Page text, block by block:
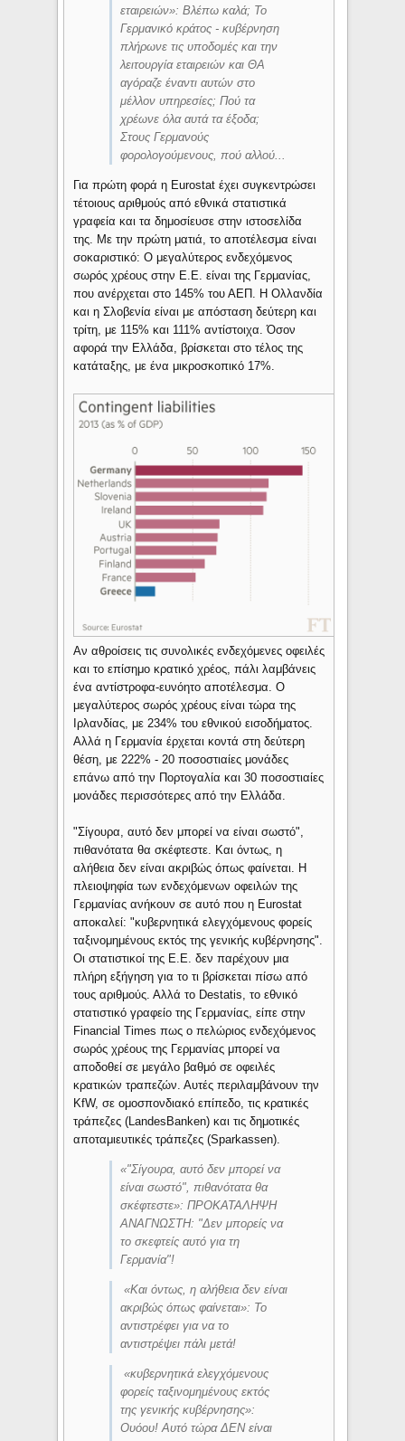
εταιρειών»: Βλέπω καλά; Το
Γερμανικό κράτος - κυβέρνηση
πλήρωνε τις υποδομές και την
λειτουργία εταιρειών και ΘΑ
αγόραζε έναντι αυτών στο
μέλλον υπηρεσίες; Πού τα
χρέωνε όλα αυτά τα έξοδα;
Στους Γερμανούς
φορολογούμενους, πού αλλού...
Για πρώτη φορά η Eurostat έχει συγκεντρώσει
τέτοιους αριθμούς από εθνικά στατιστικά
γραφεία και τα δημοσίευσε στην ιστοσελίδα
της. Με την πρώτη ματιά, το αποτέλεσμα είναι
σοκαριστικό: Ο μεγαλύτερος ενδεχόμενος
σωρός χρέους στην Ε.Ε. είναι της Γερμανίας,
που ανέρχεται στο 145% του ΑΕΠ. Η Ολλανδία
και η Σλοβενία είναι με απόσταση δεύτερη και
τρίτη, με 115% και 111% αντίστοιχα. Όσον
αφορά την Ελλάδα, βρίσκεται στο τέλος της
κατάταξης, με ένα μικροσκοπικό 17%.
Αν αθροίσεις τις συνολικές ενδεχόμενες οφειλές
και το επίσημο κρατικό χρέος, πάλι λαμβάνεις
ένα αντίστροφα-ευνόητο αποτέλεσμα. Ο
μεγαλύτερος σωρός χρέους είναι τώρα της
Ιρλανδίας, με 234% του εθνικού εισοδήματος.
Αλλά η Γερμανία έρχεται κοντά στη δεύτερη
θέση, με 222% - 20 ποσοστιαίες μονάδες
επάνω από την Πορτογαλία και 30 ποσοστιαίες
μονάδες περισσότερες από την Ελλάδα.
"Σίγουρα, αυτό δεν μπορεί να είναι σωστό",
πιθανότατα θα σκέφτεστε. Και όντως, η
αλήθεια δεν είναι ακριβώς όπως φαίνεται. Η
πλειοψηφία των ενδεχόμενων οφειλών της
Γερμανίας ανήκουν σε αυτό που η Eurostat
αποκαλεί: "κυβερνητικά ελεγχόμενους φορείς
ταξινομημένους εκτός της γενικής κυβέρνησης".
Οι στατιστικοί της Ε.Ε. δεν παρέχουν μια
πλήρη εξήγηση για το τι βρίσκεται πίσω από
τους αριθμούς. Αλλά το Destatis, το εθνικό
στατιστικό γραφείο της Γερμανίας, είπε στην
Financial Times πως ο πελώριος ενδεχόμενος
σωρός χρέους της Γερμανίας μπορεί να
αποδοθεί σε μεγάλο βαθμό σε οφειλές
κρατικών τραπεζών. Αυτές περιλαμβάνουν την
KfW, σε ομοσπονδιακό επίπεδο, τις κρατικές
τράπεζες (LandesBanken) και τις δημοτικές
αποταμιευτικές τράπεζες (Sparkassen).
«"Σίγουρα, αυτό δεν μπορεί να
είναι σωστό", πιθανότατα θα
σκέφτεστε»: ΠΡΟΚΑΤΑΛHΨΗ
ΑΝΑΓΝΩΣΤΗ: "Δεν μπορείς να
το σκεφτείς αυτό για τη
Γερμανία"!
«Και όντως, η αλήθεια δεν είναι
ακριβώς όπως φαίνεται»: Το
αντιστρέφει για να το
αντιστρέψει πάλι μετά!
«κυβερνητικά ελεγχόμενους
φορείς ταξινομημένους εκτός
της γενικής κυβέρνησης»:
Ουόου! Αυτό τώρα ΔΕΝ είναι